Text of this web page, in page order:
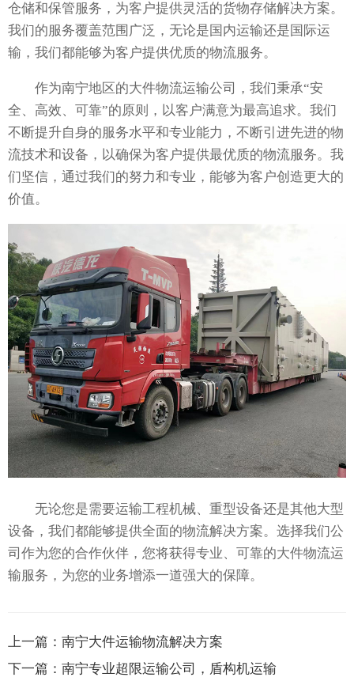
仓储和保管服务，为客户提供灵活的货物存储解决方案。
我们的服务覆盖范围广泛，无论是国内运输还是国际运
输，我们都能够为客户提供优质的物流服务。
作为南宁地区的大件物流运输公司，我们秉承“安
全、高效、可靠”的原则，以客户满意为最高追求。我们
不断提升自身的服务水平和专业能力，不断引进先进的物
流技术和设备，以确保为客户提供最优质的物流服务。我
们坚信，通过我们的努力和专业，能够为客户创造更大的
价值。
无论您是需要运输工程机械、重型设备还是其他大型
设备，我们都能够提供全面的物流解决方案。选择我们公
司作为您的合作伙伴，您将获得专业、可靠的大件物流运
输服务，为您的业务增添一道强大的保障。
上一篇： 南宁大件运输物流解决方案
下一篇： 南宁专业超限运输公司，盾构机运输